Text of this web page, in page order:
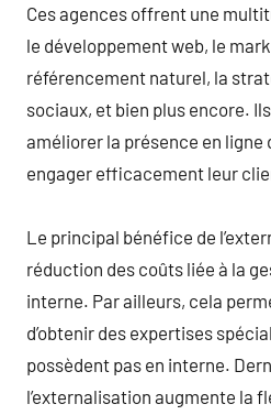
Ces agences offrent une
le développement web, le
référencement naturel, la
sociaux, et bien plus encore.
améliorer la présence en ligne
engager efficacement leur
Le principal bénéfice de
réduction des coûts liée à la
interne. Par ailleurs, cela
d’obtenir des expertises
possèdent pas en interne.
l’externalisation augmente la